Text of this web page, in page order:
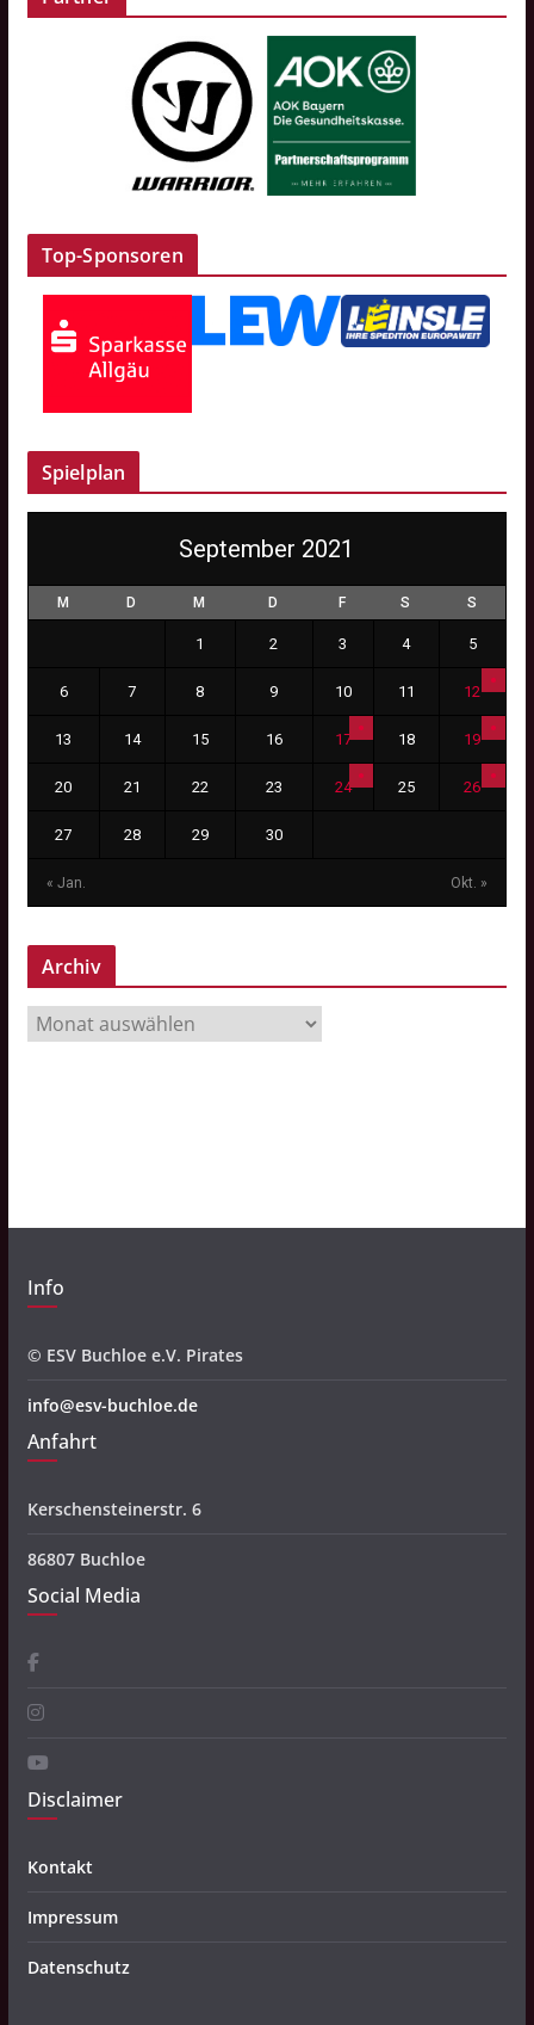
Top-Sponsoren
Spielplan
September 2021
M D M D F S S
« Jan. Okt. »
1 2 3 4 5
6 7 8 9 10 11 12
13 14 15 16 17 18 19
20 21 22 23 24 25 26
27 28 29 30
Archiv
Info
© ESV Buchloe e.V. Pirates
info@esv-buchloe.de
Anfahrt
Kerschensteinerstr. 6
86807 Buchloe
Social Media
Disclaimer
Kontakt
Impressum
Datenschutz